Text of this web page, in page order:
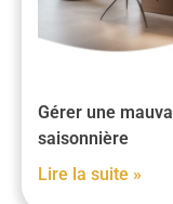
Gérer une
saisonnière
Lire la suite »